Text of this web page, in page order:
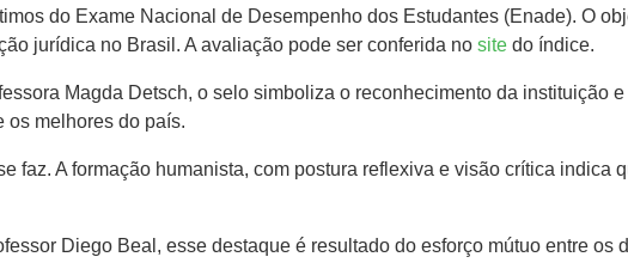
do Exame Nacional de Desempenho dos Estudantes (Enade). O
jurídica no Brasil. A avaliação pode ser conferida no site do índice.
Magda Detsch, o selo simboliza o reconhecimento da instituição
os melhores do país.
A formação humanista, com postura reflexiva e visão crítica indica
Diego Beal, esse destaque é resultado do esforço mútuo entre os